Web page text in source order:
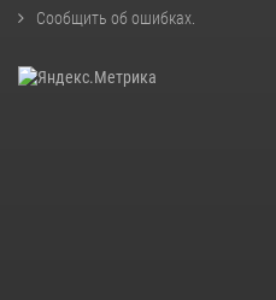
Сообщить об ошибках